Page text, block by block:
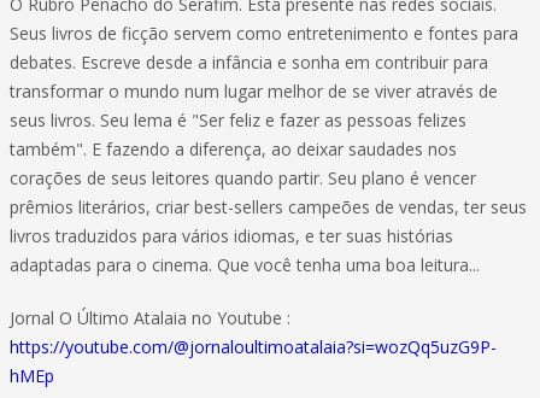
Seus livros de ficção servem como entretenimento e fontes para
debates. Escreve desde a infância e sonha em contribuir para
transformar o mundo num lugar melhor de se viver através de
seus livros. Seu lema é "Ser feliz e fazer as pessoas felizes
também". E fazendo a diferença, ao deixar saudades nos
corações de seus leitores quando partir. Seu plano é vencer
prêmios literários, criar best-sellers campeões de vendas, ter seus
livros traduzidos para vários idiomas, e ter suas histórias
adaptadas para o cinema. Que você tenha uma boa leitura...
Jornal O Último Atalaia no Youtube :
https://youtube.com/@jornaloultimoatalaia?si=wozQq5uzG9P-
hMEp